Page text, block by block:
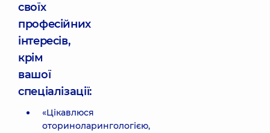
своїх
професійних
інтересів,
крім
вашої
спеціалізації:
«Цікавлюся
оториноларингологією,